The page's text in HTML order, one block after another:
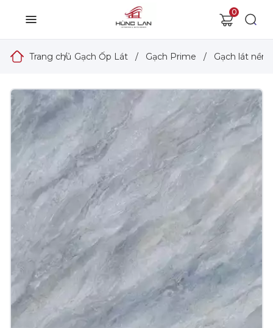
0
Trang chủ
/ Gạch Ốp Lát / Gạch Prime / Gạch lát nền